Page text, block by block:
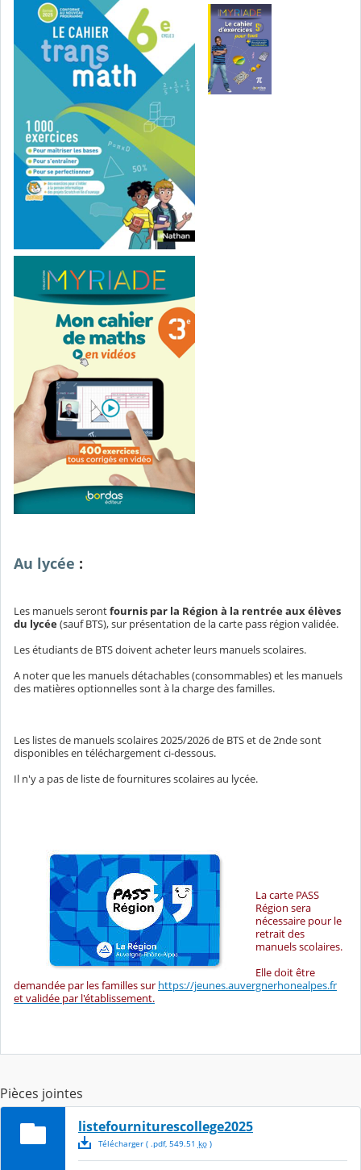
Au lycée :
Les manuels serontfournis par la Région à la rentrée aux élèves
du lycée(sauf BTS), sur présentation de la carte pass région validée.
Les étudiants de BTS doivent acheter leurs manuels scolaires.
A noter que les manuels détachables (consommables) et les manuels
des matières optionnelles sont à la charge des familles.
Les listes de manuels scolaires 2025/2026 de BTS et de 2nde sont
disponibles en téléchargement ci-dessous.
Il n'y a pas de liste de fournitures scolaires au lycée.
La carte PASS
Région sera
nécessaire pour le
retrait des
manuels scolaires.
Elle doit être
demandée par les familles sur https://jeunes.auvergnerhonealpes.fr
et validée par l'établissement.
Pièces jointes
listefourniturescollege2025
Télécharger( .pdf, 549.51 ko)